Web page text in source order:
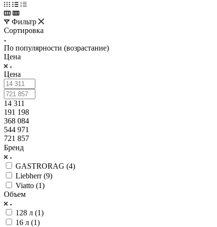
Фильтр
Сортировка
По популярности (возрастание)
Цена
Цена
14 311
191 198
368 084
544 971
721 857
Бренд
GASTRORAG (4)
Liebherr (9)
Viatto (1)
Объем
128 л (1)
16 л (1)